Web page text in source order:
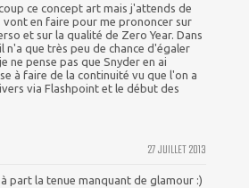
ce concept art mais j'attends de
vont en faire pour me prononcer sur
et sur la qualité de Zero Year. Dans
n'a que très peu de chance d'égaler
ne pense pas que Snyder en ai
à faire de la continuité vu que l'on a
via Flashpoint et le début des
27 JUILLET 2013
part la tenue manquant de glamour :)